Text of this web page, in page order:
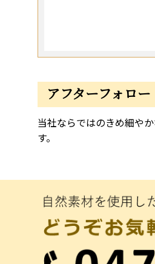
アフターフォロー
当社ならではのきめ細や
す。